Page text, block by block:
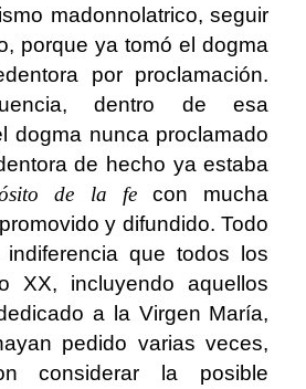
madonnolatrico, seguir
porque ya tomó el dogma
por proclamación.
dentro de esa
dogma nunca proclamado
de hecho ya estaba
de la fecon mucha
y difundido. Todo
que todos los
XX, incluyendo aquellos
a la Virgen María,
pedido varias veces,
considerar la posible